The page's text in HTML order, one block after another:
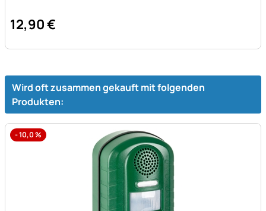
12,90€
Wird oft zusammen gekauft mit folgenden
Produkten:
-10,0%